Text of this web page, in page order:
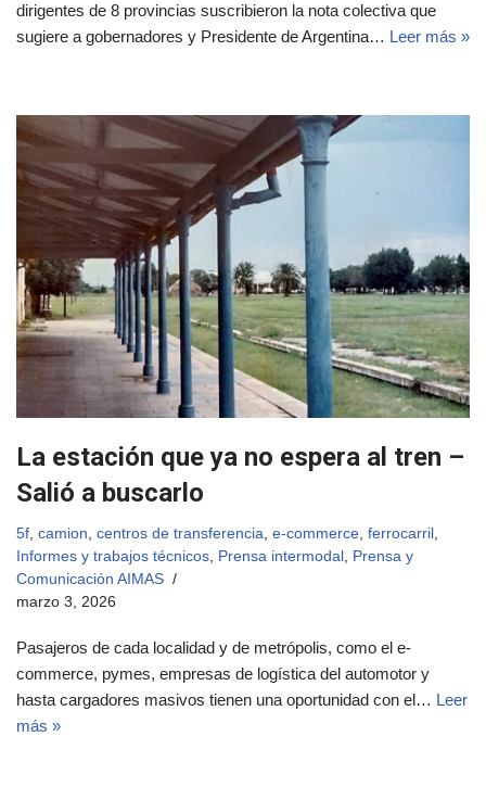
dirigentes de 8 provincias suscribieron la nota colectiva que
sugiere a gobernadores y Presidente de Argentina… Leer más »
La estación que ya no espera al tren –
Salió a buscarlo
5f, camion, centros de transferencia, e-commerce, ferrocarril ,
Informes y trabajos técnicos, Prensa intermodal , Prensa y
Comunicación AIMAS
marzo 3, 2026
Pasajeros de cada localidad y de metrópolis, como el e-
commerce, pymes, empresas de logística del automotor y
hasta cargadores masivos tienen una oportunidad con el… Leer
más »